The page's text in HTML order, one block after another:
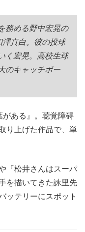
務める野中宏晃の
澤真白。彼の投球
く宏晃。高校生球
のキャッチボー
ある』。聴覚障碍
り上げた作品で、単
『松井さんはスーパ
を描いてきた詠里先
ッテリーにスポット